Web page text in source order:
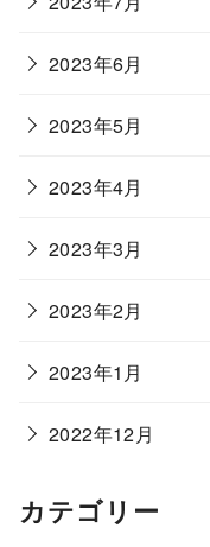
2023年6月
2023年5月
2023年4月
2023年3月
2023年2月
2023年1月
2022年12月
カテゴリー